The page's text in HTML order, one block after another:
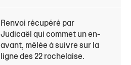
Renvoi récupéré par
Judicaël qui commet un en-
avant, mêlée à suivre sur la
ligne des 22 rochelaise.